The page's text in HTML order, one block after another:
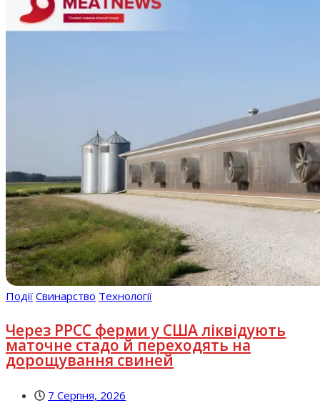
Події Свинарство Технології
Через РРСС ферми у США ліквідують
маточне стадо й переходять на
дорощування свиней
7 Серпня, 2026